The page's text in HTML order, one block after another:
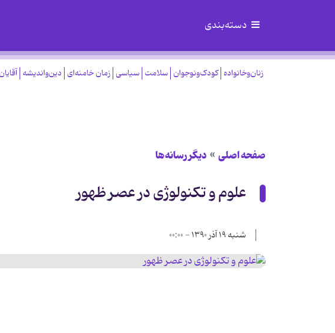
دسته‌بندی
زنان‌وخانواده کودک‌ونوجوان سلامت سیاسی زمان خامنه‌ای دین‌واندیشه آقایان
صفحه اصلی دیگر رسانه‌ها
علوم و تكنولوژی در عصر ظهور
شنبه ۱۹ آذر ۱۳۹۰ - ۰۰:۰۰